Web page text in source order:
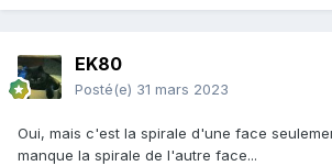
EK80
Posté(e) 31 mars 2023
Oui, mais c'est la spirale d'une face
manque la spirale de l'autre face...